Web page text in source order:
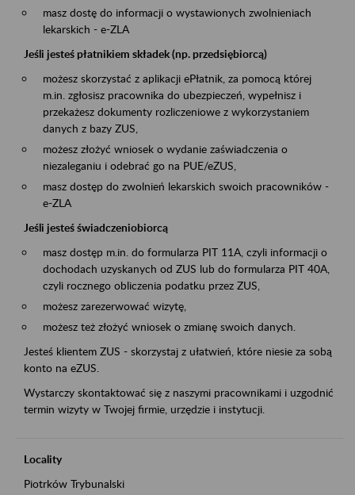
masz dostę do informacji o wystawionych zwolnieniach
lekarskich - e-ZLA
Jeśli jesteś płatnikiem składek (np. przedsiębiorcą)
możesz skorzystać z aplikacji ePłatnik, za pomocą której
m.in. zgłosisz pracownika do ubezpieczeń, wypełnisz i
przekażesz dokumenty rozliczeniowe z wykorzystaniem
danych z bazy ZUS,
możesz złożyć wniosek o wydanie zaświadczenia o
niezaleganiu i odebrać go na PUE/eZUS,
masz dostęp do zwolnień lekarskich swoich pracowników -
e-ZLA
Jeśli jesteś świadczeniobiorcą
masz dostęp m.in. do formularza PIT 11A, czyli informacji o
dochodach uzyskanych od ZUS lub do formularza PIT 40A,
czyli rocznego obliczenia podatku przez ZUS,
możesz zarezerwować wizytę,
możesz też złożyć wniosek o zmianę swoich danych.
Jesteś klientem ZUS - skorzystaj z ułatwień, które niesie za sobą
konto na eZUS.
Wystarczy skontaktować się z naszymi pracownikami i uzgodnić
termin wizyty w Twojej firmie, urzędzie i instytucji.
Locality
Piotrków Trybunalski